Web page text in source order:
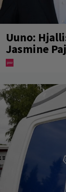
Uuno:
Jasmine